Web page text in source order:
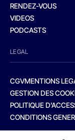
RENDEZ-VOUS
VIDEOS
PODCASTS
LEGAL
CGVMENTIONS
GESTION DES
POLITIQUE
CONDITIONS